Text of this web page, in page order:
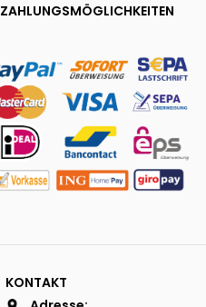
ZAHLUNGSMÖGLICHKEITEN
KONTAKT